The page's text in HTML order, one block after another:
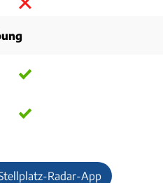
Radar-App